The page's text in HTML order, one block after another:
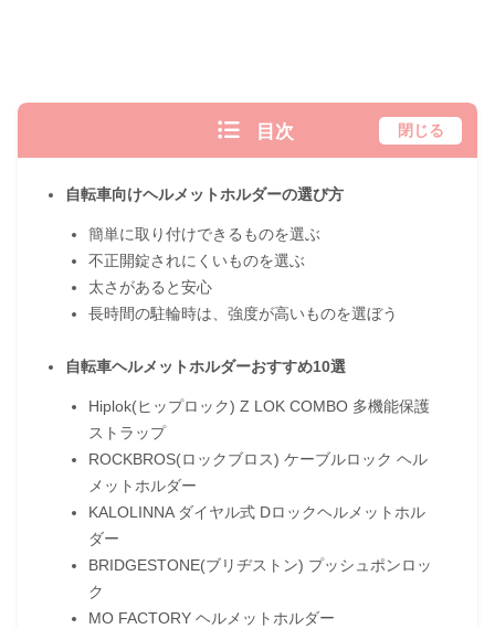
目次 閉じる
自転車向けヘルメットホルダーの選び方
簡単に取り付けできるものを選ぶ
不正開錠されにくいものを選ぶ
太さがあると安心
長時間の駐輪時は、強度が高いものを選ぼう
自転車ヘルメットホルダーおすすめ10選
Hiplok(ヒップロック) Z LOK COMBO 多機能保護
ストラップ
ROCKBROS(ロックブロス) ケーブルロック ヘル
メットホルダー
KALOLINNA ダイヤル式 Dロックヘルメットホル
ダー
BRIDGESTONE(ブリヂストン) プッシュポンロッ
ク
MO FACTORY ヘルメットホルダー